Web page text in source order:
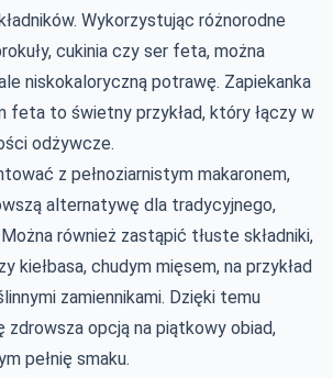
Wykorzystując różnorodne
cukinia czy ser feta, można
niskokaloryczną potrawę. Zapiekanka
feta to świetny przykład, który łączy w
odżywcze.
z pełnoziarnistym makaronem,
alternatywę dla tradycyjnego,
również zastąpić tłuste składniki,
kiełbasa, chudym mięsem, na przykład
zamiennikami. Dzięki temu
zdrowsza opcją na piątkowy obiad,
pełnię smaku.